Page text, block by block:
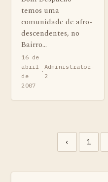
temos uma
comunidade de afro-
descendentes, no
Bairro…
16 de
abril
de
2007
·
Administrator-
2
‹ 1